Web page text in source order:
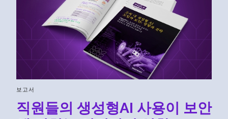
보고서
직원들의 생성형AI 사용이 보안